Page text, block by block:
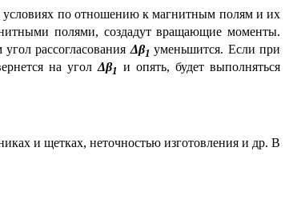
условиях по отношению к магнитным полям и их
полями, создадут вращающие моменты.
рассогласования Δβ1уменьшится. Если при
на уголΔβ1 и опять, будет выполняться
и щетках, неточностью изготовления и др. В